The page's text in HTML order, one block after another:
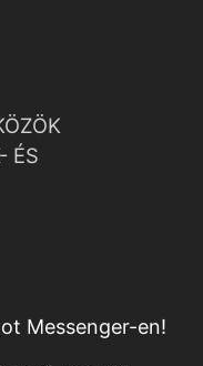
ÉS
Messenger-en!